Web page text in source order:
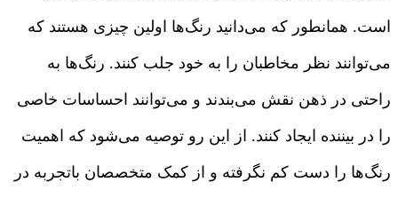
است. همانطور که می‌دانید رنگ‌ها اولین چیزی هستند که
می‌توانند نظر مخاطبان را به خود جلب کنند. رنگ‌ها به
راحتی در ذهن نقش می‌بندند و می‌توانند احساسات خاصی
را در بیننده ایجاد کنند. از این رو توصیه می‌شود که اهمیت
رنگ‌ها را دست کم نگرفته و از کمک متخصصان باتجربه در